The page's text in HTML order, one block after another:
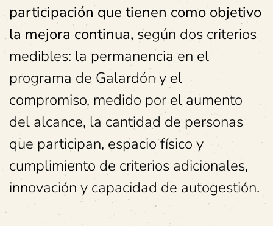
participación que tienen como objetivo
la mejora continua, según dos criterios
medibles: la permanencia en el
programa de Galardón y el
compromiso, medido por el aumento
del alcance, la cantidad de personas
que participan, espacio físico y
cumplimiento de criterios adicionales,
innovación y capacidad de autogestión.